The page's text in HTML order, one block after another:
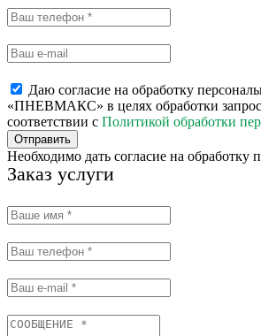
Даю согласие на обработку
«ПНЕВМАКС» в целях обработки
соответствии с Политикой обработки
Отправить
Необходимо дать согласие на обработку
Заказ услуги